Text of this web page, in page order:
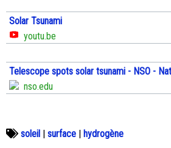
Solar Tsunami
youtu.be
Telescope spots solar tsunami - NSO -
nso.edu
soleil surface hydrogène